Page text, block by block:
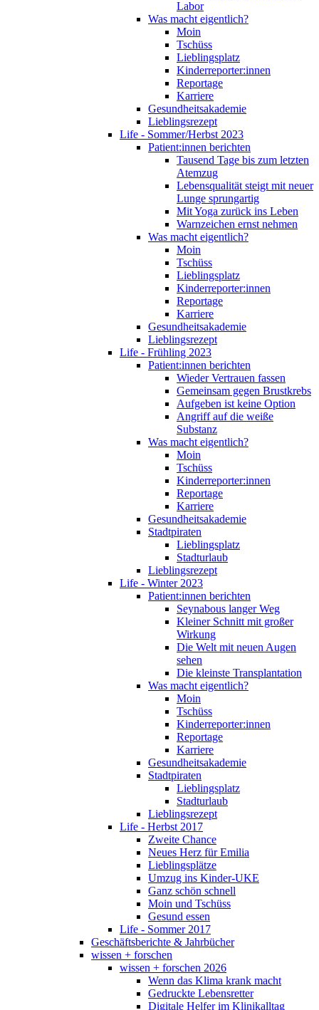
Labor
Was macht eigentlich?
Moin
Tschüss
Lieblingsplatz
Kinderreporter:innen
Reportage
Karriere
Gesundheitsakademie
Lieblingsrezept
Life - Sommer/Herbst 2023
Patient:innen berichten
Tausend Tage bis zum letzten
Atemzug
Lebensqualität steigt mit neuer
Lunge sprungartig
Mit Yoga zurück ins Leben
Warnzeichen ernst nehmen
Was macht eigentlich?
Moin
Tschüss
Lieblingsplatz
Kinderreporter:innen
Reportage
Karriere
Gesundheitsakademie
Lieblingsrezept
Life - Frühling 2023
Patient:innen berichten
Wieder Vertrauen fassen
Gemeinsam gegen Brustkrebs
Aufgeben ist keine Option
Angriff auf die weiße
Substanz
Was macht eigentlich?
Moin
Tschüss
Kinderreporter:innen
Reportage
Karriere
Gesundheitsakademie
Stadtpiraten
Lieblingsplatz
Stadturlaub
Lieblingsrezept
Life - Winter 2023
Patient:innen berichten
Seynabous langer Weg
Kleiner Schnitt mit großer
Wirkung
Die Welt mit neuen Augen
sehen
Die kleinste Transplantation
Was macht eigentlich?
Moin
Tschüss
Kinderreporter:innen
Reportage
Karriere
Gesundheitsakademie
Stadtpiraten
Lieblingsplatz
Stadturlaub
Lieblingsrezept
Life - Herbst 2017
Zweite Chance
Neues Herz für Emilia
Lieblingsplätze
Umzug ins Kinder-UKE
Ganz schön schnell
Moin und Tschüss
Gesund essen
Life - Sommer 2017
Geschäftsberichte & Jahrbücher
wissen + forschen
wissen + forschen 2026
Wenn das Klima krank macht
Gedruckte Lebensretter
Digitale Helfer im Klinikalltag